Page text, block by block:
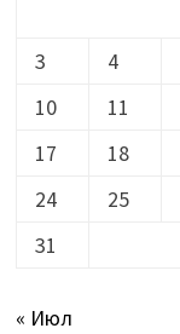
3
4
10
11
17
18
24
25
31
« Июл